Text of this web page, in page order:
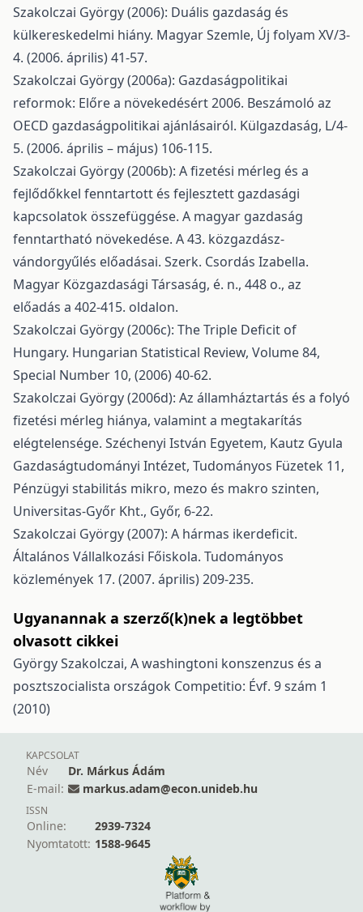
Szakolczai György (2006): Duális gazdaság és
külkereskedelmi hiány. Magyar Szemle, Új folyam XV/3-
4. (2006. április) 41-57.
Szakolczai György (2006a): Gazdaságpolitikai
reformok: Előre a növekedésért 2006. Beszámoló az
OECD gazdaságpolitikai ajánlásairól. Külgazdaság, L/4-
5. (2006. április – május) 106-115.
Szakolczai György (2006b): A fizetési mérleg és a
fejlődőkkel fenntartott és fejlesztett gazdasági
kapcsolatok összefüggése. A magyar gazdaság
fenntartható növekedése. A 43. közgazdász-
vándorgyűlés előadásai. Szerk. Csordás Izabella.
Magyar Közgazdasági Társaság, é. n., 448 o., az
előadás a 402-415. oldalon.
Szakolczai György (2006c): The Triple Deficit of
Hungary. Hungarian Statistical Review, Volume 84,
Special Number 10, (2006) 40-62.
Szakolczai György (2006d): Az államháztartás és a folyó
fizetési mérleg hiánya, valamint a megtakarítás
elégtelensége. Széchenyi István Egyetem, Kautz Gyula
Gazdaságtudományi Intézet, Tudományos Füzetek 11,
Pénzügyi stabilitás mikro, mezo és makro szinten,
Universitas-Győr Kht., Győr, 6-22.
Szakolczai György (2007): A hármas ikerdeficit.
Általános Vállalkozási Főiskola. Tudományos
közlemények 17. (2007. április) 209-235.
Ugyanannak a szerző(k)nek a legtöbbet
olvasott cikkei
György Szakolczai, A washingtoni konszenzus és a
posztszocialista országok Competitio: Évf. 9 szám 1
(2010)
KAPCSOLAT
Név
Dr. Márkus Ádám
E-mail:
markus.adam@econ.unideb.hu
ISSN
Online:
2939-7324
Nyomtatott: 1588-9645